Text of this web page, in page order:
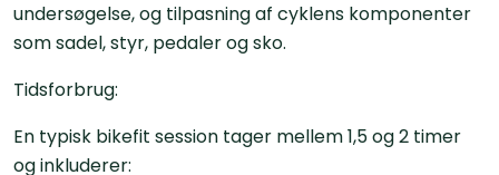
undersøgelse, og tilpasning af cyklens komponenter
som sadel, styr, pedaler og sko.
Tidsforbrug:
En typisk bikefit session tager mellem 1,5 og 2 timer
og inkluderer: